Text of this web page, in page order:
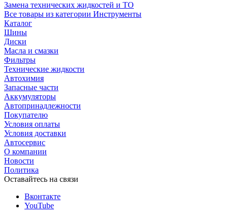
Замена технических жидкостей и ТО
Все товары из категории Инструменты
Каталог
Шины
Диски
Масла и смазки
Фильтры
Технические жидкости
Автохимия
Запасные части
Аккумуляторы
Автопринадлежности
Покупателю
Условия оплаты
Условия доставки
Автосервис
О компании
Новости
Политика
Оставайтесь на связи
Вконтакте
YouTube